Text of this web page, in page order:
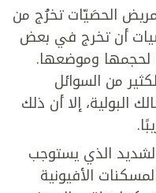
الحصَيّات تخرُج من
أن تخرج في بعض
لحجمها وموضعها.
من السوائل
البولية، إلا أن ذلك
الذي يستوجب
الأفيونية